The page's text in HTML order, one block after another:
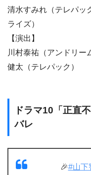
清水すみれ（テレパッ
ライズ）
【演出】
川村泰祐（アンドリー
健太（テレパック）
ドラマ10「正直
バレ
🎉#山下